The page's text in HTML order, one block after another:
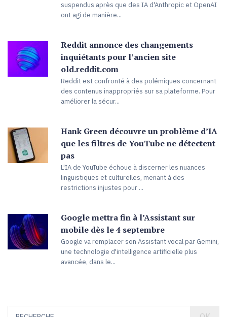
suspendus après que des IA d'Anthropic et OpenAI
ont agi de manière...
Reddit annonce des changements
inquiétants pour l’ancien site
old.reddit.com
Reddit est confronté à des polémiques concernant
des contenus inappropriés sur sa plateforme. Pour
améliorer la sécur...
Hank Green découvre un problème d’IA
que les filtres de YouTube ne détectent
pas
L'IA de YouTube échoue à discerner les nuances
linguistiques et culturelles, menant à des
restrictions injustes pour ...
Google mettra fin à l’Assistant sur
mobile dès le 4 septembre
Google va remplacer son Assistant vocal par Gemini,
une technologie d'intelligence artificielle plus
avancée, dans le...